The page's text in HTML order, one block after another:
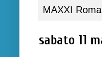
MAXXI Roma
sabato 11